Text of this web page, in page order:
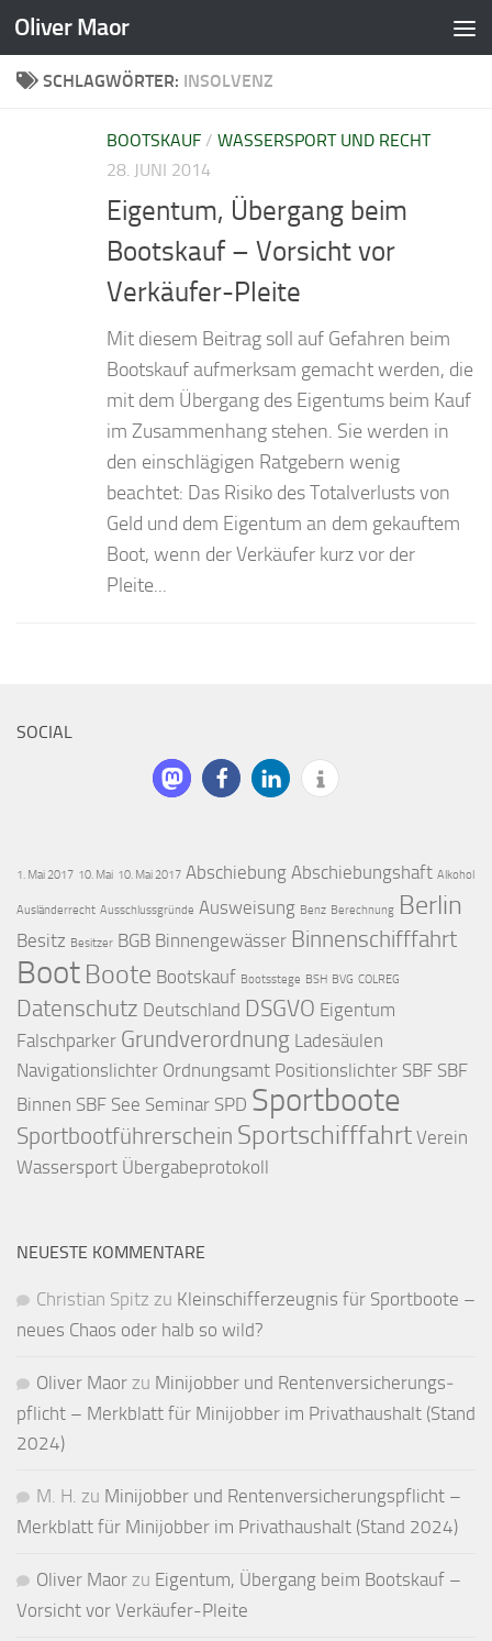
Zum Inhalt springen
Oliver Maor
SCHLAGWÖRTER: INSOLVENZ
BOOTSKAUF / WASSERSPORT UND RECHT
28. JUNI 2014
Eigentum, Übergang beim
Bootskauf – Vorsicht vor
Verkäufer-Pleite
Mit diesem Beitrag soll auf Gefahren beim
Bootskauf aufmerksam gemacht werden, die
mit dem Übergang des Eigentums beim Kauf
im Zusammenhang stehen. Sie werden in
den einschlägigen Ratgebern wenig
beachtet: Das Risiko des Totalverlusts von
Geld und dem Eigentum an dem gekauftem
Boot, wenn der Verkäufer kurz vor der
Pleite...
SOCIAL
1. Mai 2017 10. Mai 10. Mai 2017 Abschiebung Abschiebungshaft Alkohol
Ausländerrecht Ausschlussgründe Ausweisung Benz Berechnung Berlin
Besitz Besitzer BGB Binnengewässer Binnenschifffahrt
Boot Boote Bootskauf Bootsstege BSH BVG COLREG
Datenschutz Deutschland DSGVO Eigentum
Falschparker Grundverordnung Ladesäulen
Navigationslichter Ordnungsamt Positionslichter SBF SBF
Binnen SBF See Seminar SPD Sportboote
Sportbootführerschein Sportschifffahrt Verein
Wassersport Übergabeprotokoll
NEUESTE KOMMENTARE
Christian Spitz zu Kleinschifferzeugnis für Sportboote –
neues Chaos oder halb so wild?
Oliver Maor zu Minijobber und Renten­versicherungs­
pflicht – Merkblatt für Mini­jobber im Privat­haushalt (Stand
2024)
M. H. zu Minijobber und Renten­versicherungs­pflicht –
Merkblatt für Mini­jobber im Privat­haushalt (Stand 2024)
Oliver Maor zu Eigentum, Übergang beim Bootskauf –
Vorsicht vor Verkäufer-Pleite